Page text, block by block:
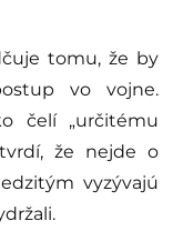
tomu, že by
vo vojne.
čelí „určitému
že nejde o
vyzývajú